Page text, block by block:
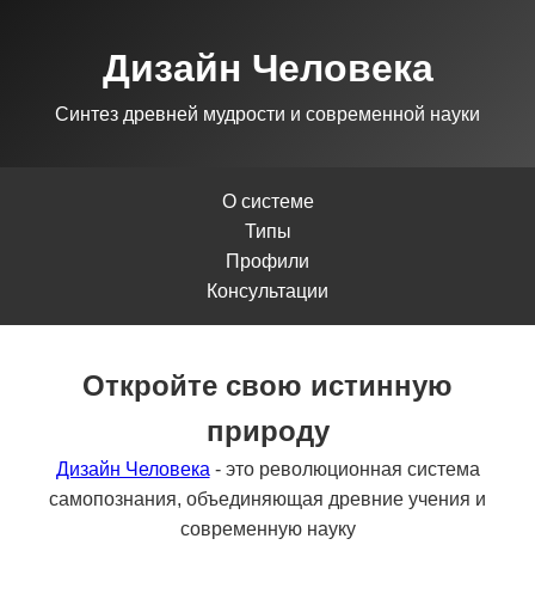
Дизайн Человека
Синтез древней мудрости и современной науки
О системе
Типы
Профили
Консультации
Откройте свою истинную
природу
Дизайн Человека - это революционная система
самопознания, объединяющая древние учения и
современную науку